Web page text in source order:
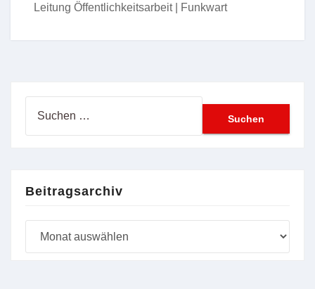
Leitung Öffentlichkeitsarbeit | Funkwart
Beitragsarchiv